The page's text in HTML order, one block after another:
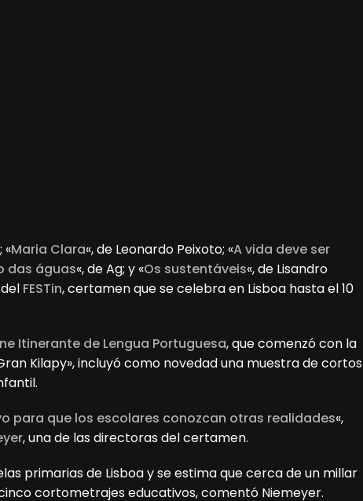
«Maria Clara«, de Leonardo Peixoto; «A vida deve ser
das águas«, de Ag; y «Os sustentáveis«, de Lisandro
FESTin, certamen que se celebra en Lisboa hasta el 10
Itinerante de Lengua Portuguesa, que comenzó con la
Kilapy», incluyó como novedad una muestra de cortos
para que los escolares conozcan otras realidades«,
, una de las directoras del certamen.
primarias de Lisboa y se estima que cerca de un millar
cortometrajes educativos, comentó Niemeyer.